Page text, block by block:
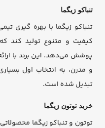
تنباکو زیگما
تنباکو زیگما با بهره گیری
کیفیت و متنوع تولید کند
پوشش می‌دهد. این برند با
و مدرن، به انتخاب اول
تبدیل شده است.
خرید توتون زیگما
توتون و تنباکو زیگما